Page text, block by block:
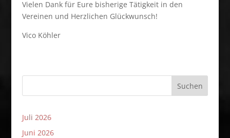
Vielen Dank für Eure bisherige Tätigkeit in den
Vereinen und Herzlichen Glückwunsch!
Vico Köhler
Suchen
Juli 2026
Juni 2026